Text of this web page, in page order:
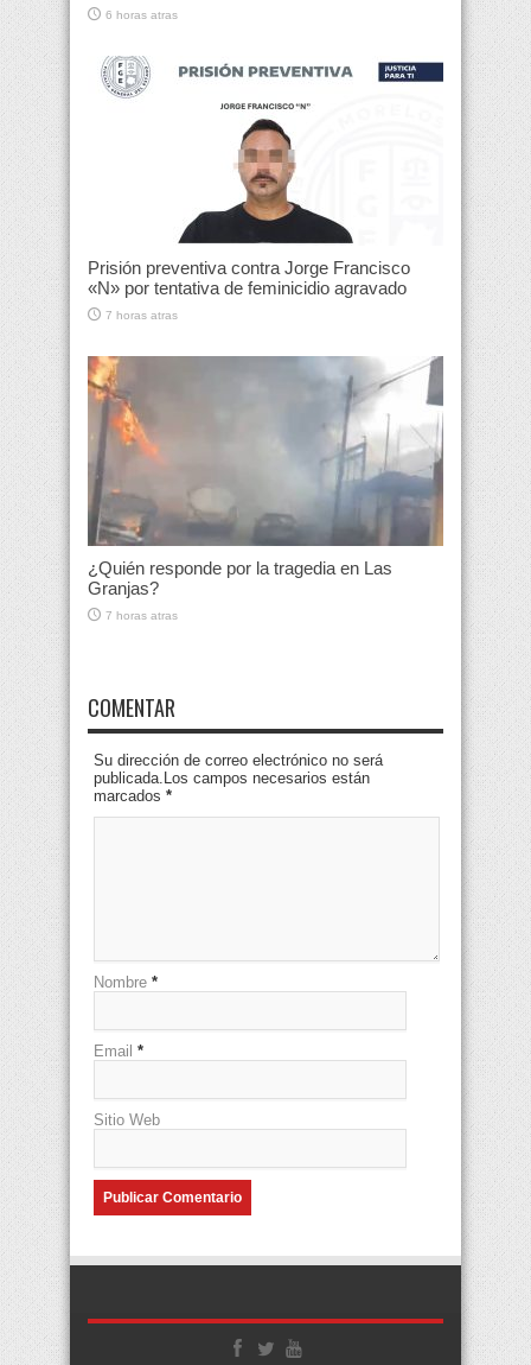
6 horas atras
Prisión preventiva contra Jorge Francisco
«N» por tentativa de feminicidio agravado
7 horas atras
¿Quién responde por la tragedia en Las
Granjas?
7 horas atras
COMENTAR
Su dirección de correo electrónico no será
publicada.Los campos necesarios están
marcados *
Nombre *
Email *
Sitio Web